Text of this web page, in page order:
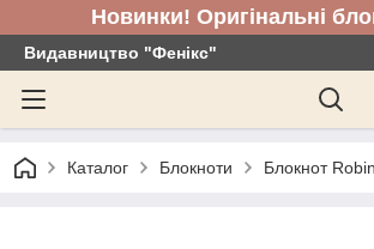
Новинки! Оригінальні
Видавництво "Фенікс"
Каталог Блокноти Блокнот